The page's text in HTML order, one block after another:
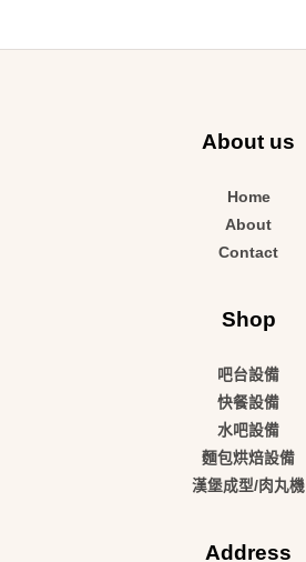
About us
Home
About
Contact
Shop
吧台設備
快餐設備
水吧設備
麵包烘焙設備
漢堡成型/肉丸機
Address